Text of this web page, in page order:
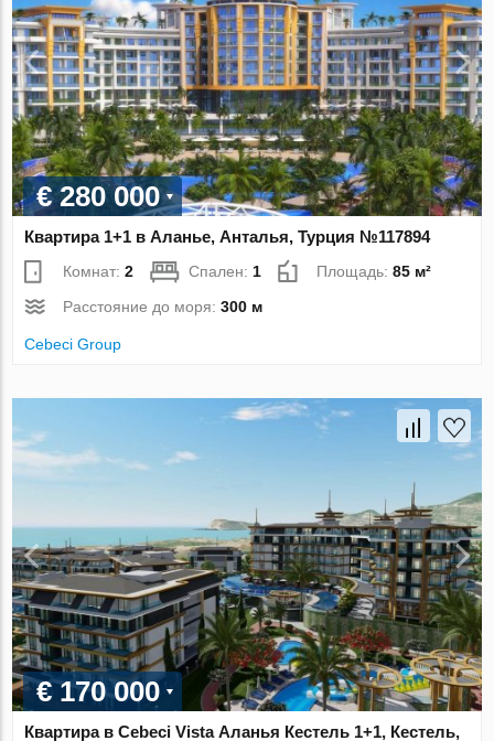
€ 280 000
Квартира 1+1 в Аланье, Анталья, Турция №117894
Комнат:2 Спален:1 Площадь:85 м²
Расстояние до моря:300 м
Cebeci Group
€ 170 000
Квартира в Cebeci Vista Аланья Кестель 1+1, Кестель,